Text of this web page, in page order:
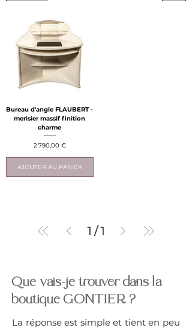
Bureau d'angle FLAUBERT -
merisier massif finition
charme
Prix
2 790,00 €
AJOUTER AU PANIER
1 / 1
Que vais-je trouver dans la
boutique GONTIER ?
La réponse est simple et tient en peu